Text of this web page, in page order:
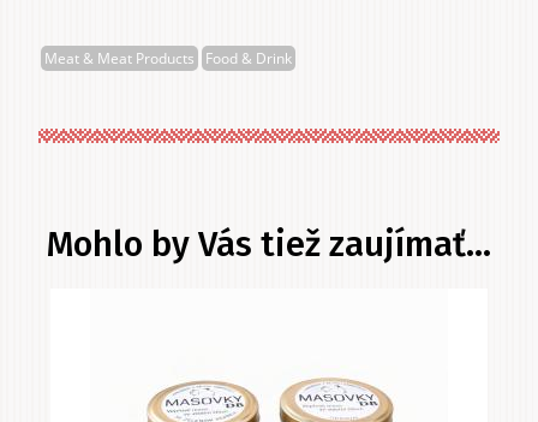
Barbora
Meat & Meat Products Food & Drink
Mohlo by Vás tiež zaujímať...